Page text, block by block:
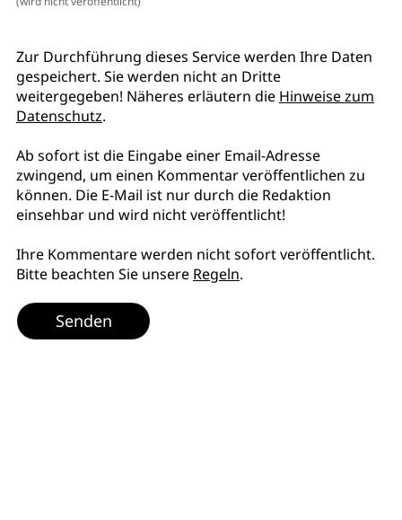
Zur Durchführung dieses Service werden Ihre Daten
gespeichert. Sie werden nicht an Dritte
weitergegeben! Näheres erläutern die Hinweise zum
Datenschutz.
Ab sofort ist die Eingabe einer Email-Adresse
zwingend, um einen Kommentar veröffentlichen zu
können. Die E-Mail ist nur durch die Redaktion
einsehbar und wird nicht veröffentlicht!
Ihre Kommentare werden nicht sofort veröffentlicht.
Bitte beachten Sie unsere Regeln.
Senden